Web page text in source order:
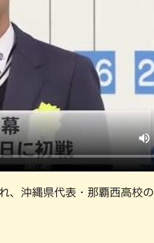
、沖縄県代表・那覇西高校